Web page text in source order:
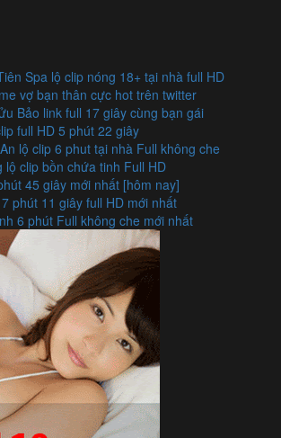
Spa lộ clip nóng 18+ tại nhà full HD
vợ bạn thân cực hot trên twitter
Bảo link full 17 giây cùng bạn gái
full HD 5 phút 22 giây
lộ clip 6 phut tại nhà Full không che
clip bồn chứa tinh Full HD
45 giây mới nhất [hôm nay]
phút 11 giây full HD mới nhất
6 phút Full không che mới nhất